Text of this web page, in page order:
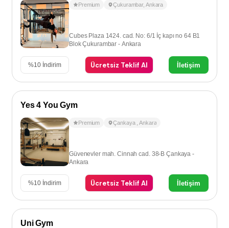
Premium Çukurambar, Ankara
Cubes Plaza 1424. cad. No: 6/1 İç kapı no 64 B1
Blok Çukurambar - Ankara
%10 İndirim Ücretsiz Teklif Al İletişim
Yes 4 You Gym
Premium Çankaya ,Ankara
Güvenevler mah. Cinnah cad. 38-B Çankaya -
Ankara
%10 İndirim Ücretsiz Teklif Al İletişim
Uni Gym